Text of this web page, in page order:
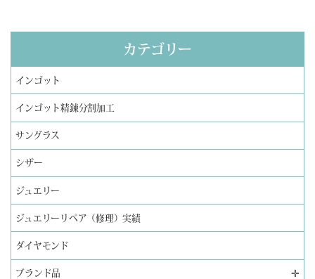
カテゴリー
インゴット
インゴット精錬分割加工
サングラス
シザー
ジュエリー
ジュエリーリペア（修理）実績
ダイヤモンド
ブランド品 ✛